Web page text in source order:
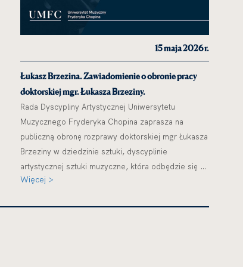
15 maja 2026 r.
Łukasz Brzezina. Zawiadomienie o obronie pracy
doktorskiej mgr. Łukasza Brzeziny.
Rada Dyscypliny Artystycznej Uniwersytetu
Muzycznego Fryderyka Chopina zaprasza na
publiczną obronę rozprawy doktorskiej mgr Łukasza
Brzeziny w dziedzinie sztuki, dyscyplinie
artystycznej sztuki muzyczne, która odbędzie się 26
maja 2026 r. o godz. 8.00 online.
Więcej >